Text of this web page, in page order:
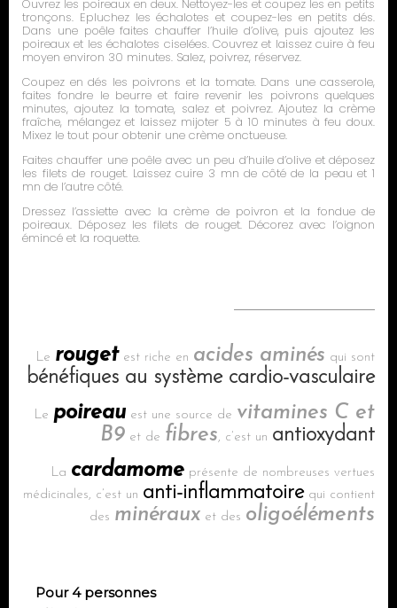
Ouvrez les poireaux en deux. Nettoyez-les et coupez les en petits
tronçons. Epluchez les échalotes et coupez-les en petits dés.
Dans une poêle faites chauffer l’huile d’olive, puis ajoutez les
poireaux et les échalotes ciselées. Couvrez et laissez cuire à feu
moyen environ 30 minutes. Salez, poivrez, réservez.
Coupez en dés les poivrons et la tomate. Dans une casserole,
faites fondre le beurre et faire revenir les poivrons quelques
minutes, ajoutez la tomate, salez et poivrez. Ajoutez la crème
fraîche, mélangez et laissez mijoter 5 à 10 minutes à feu doux.
Mixez le tout pour obtenir une crème onctueuse.
Faites chauffer une poêle avec un peu d’huile d’olive et déposez
les filets de rouget. Laissez cuire 3 mn de côté de la peau et 1
mn de l’autre côté.
Dressez l’assiette avec la crème de poivron et la fondue de
poireaux. Déposez les filets de rouget. Décorez avec l’oignon
émincé et la roquette.
Le rouget est riche en acides aminés qui sont
bénéfiques au système cardio-vasculaire
Le poireau est une source de vitamines C et
B9 et de fibres, c’est un antioxydant
La cardamome présente de nombreuses vertues
médicinales, c’est un anti-inflammatoirequi contient
des minéraux et des oligoéléments
Pour 4 personnes